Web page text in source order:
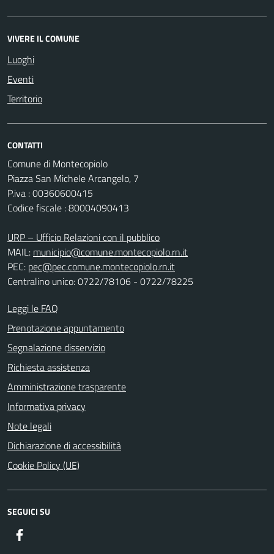
VIVERE IL COMUNE
Luoghi
Eventi
Territorio
CONTATTI
Comune di Montecopiolo
Piazza San Michele Arcangelo, 7
P.iva : 00360600415
Codice fiscale : 80004090413
URP – Ufficio Relazioni con il pubblico
MAIL: municipio@comune.montecopiolo.rn.it
PEC: pec@pec.comune.montecopiolo.rn.it
Centralino unico: 0722/78106 - 0722/78225
Leggi le FAQ
Prenotazione appuntamento
Segnalazione disservizio
Richiesta assistenza
Amministrazione trasparente
Informativa privacy
Note legali
Dichiarazione di accessibilità
Cookie Policy (UE)
SEGUICI SU